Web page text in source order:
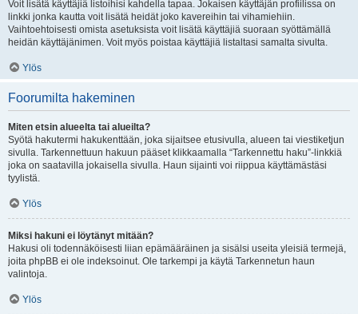
Voit lisätä käyttäjiä listoihisi kahdella tapaa. Jokaisen käyttäjän profiilissa on
linkki jonka kautta voit lisätä heidät joko kavereihin tai vihamiehiin.
Vaihtoehtoisesti omista asetuksista voit lisätä käyttäjiä suoraan syöttämällä
heidän käyttäjänimen. Voit myös poistaa käyttäjiä listaltasi samalta sivulta.
Ylös
Foorumilta hakeminen
Miten etsin alueelta tai alueilta?
Syötä hakutermi hakukenttään, joka sijaitsee etusivulla, alueen tai viestiketjun
sivulla. Tarkennettuun hakuun pääset klikkaamalla “Tarkennettu haku”-linkkiä
joka on saatavilla jokaisella sivulla. Haun sijainti voi riippua käyttämästäsi
tyylistä.
Ylös
Miksi hakuni ei löytänyt mitään?
Hakusi oli todennäköisesti liian epämääräinen ja sisälsi useita yleisiä termejä,
joita phpBB ei ole indeksoinut. Ole tarkempi ja käytä Tarkennetun haun
valintoja.
Ylös